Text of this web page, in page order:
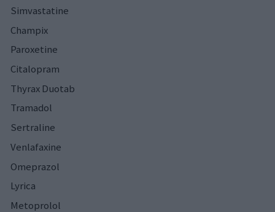
Simvastatine
Champix
Paroxetine
Citalopram
Thyrax Duotab
Tramadol
Sertraline
Venlafaxine
Omeprazol
Lyrica
Metoprolol